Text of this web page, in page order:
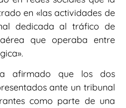
en «las actividades de
dedicada al tráfico de
que operaba entre
afirmado que los dos
ante un tribunal
como parte de una